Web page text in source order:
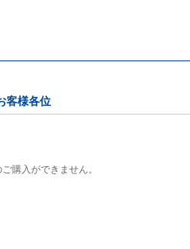
客様各位
購入ができません。